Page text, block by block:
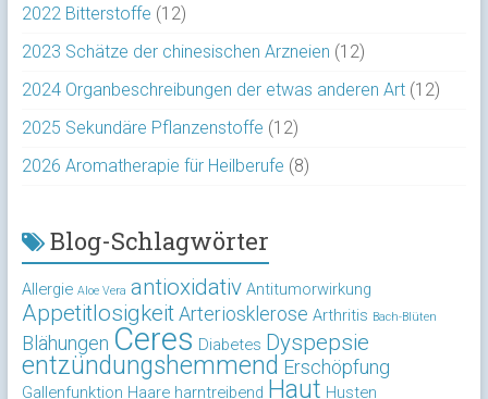
2022 Bitterstoffe (12)
2023 Schätze der chinesischen Arzneien (12)
2024 Organbeschreibungen der etwas anderen Art(12)
2025 Sekundäre Pflanzenstoffe (12)
2026 Aromatherapie für Heilberufe (8)
Blog-Schlagwörter
Allergie Aloe Vera antioxidativ Antitumorwirkung
Appetitlosigkeit Arteriosklerose Arthritis Bach-Blüten
Blähungen Ceres Diabetes Dyspepsie
entzündungshemmend Erschöpfung
Gallenfunktion Haare harntreibend Haut Husten